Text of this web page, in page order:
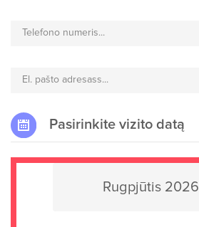
Telefono numeris...
El. pašto adresass...
Pasirinkite vizito datą
Rugpjūtis 2026